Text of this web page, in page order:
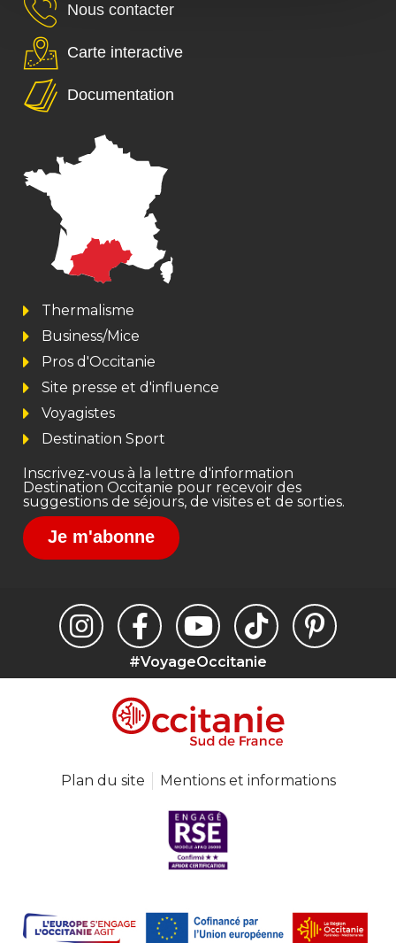
Nous contacter
Carte interactive
Documentation
Thermalisme
Business/Mice
Pros d'Occitanie
Site presse et d'influence
Voyagistes
Destination Sport
Inscrivez-vous à la lettre d'information
Destination Occitanie pour recevoir des
suggestions de séjours, de visites et de sorties.
Je m'abonne
#VoyageOccitanie
Plan du site Mentions et informations